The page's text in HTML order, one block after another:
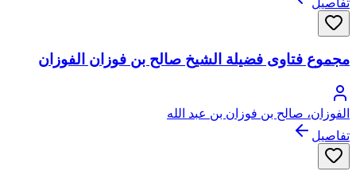
مجموع فتاوى فضيلة الشيخ صالح بن فوزان الفوزان
الفوزان، صالح بن فوزان بن عبد الله
تفاصيل